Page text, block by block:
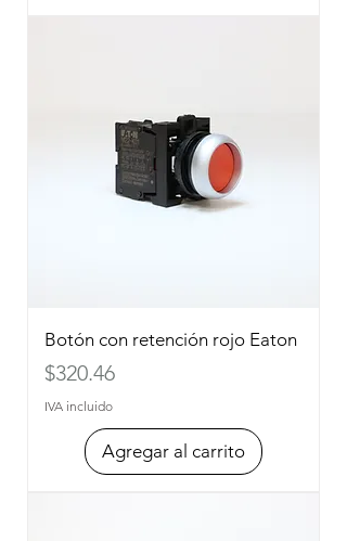
Botón con retención rojo Eaton
Precio
$320.46
IVA incluido
Agregar al carrito